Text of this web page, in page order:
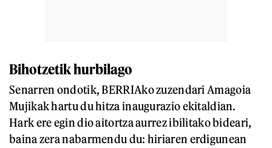
Bihotzetik hurbilago
Senarren ondotik, BERRIAko zuzendari Amagoia
Mujikak hartu du hitza inaugurazio ekitaldian.
Hark ere egin dio aitortza aurrez ibilitako bideari,
baina zera nabarmendu du: hiriaren erdigunean